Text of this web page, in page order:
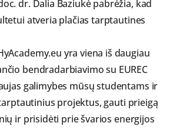
dr. Dalia Baziukė pabrėžia, kad
atveria plačias tarptautines
yra viena iš daugiau
bendradarbiavimo su EUREC
galimybes mūsų studentams ir
projektus, gauti prieigą
ir prisidėti prie švarios energijos